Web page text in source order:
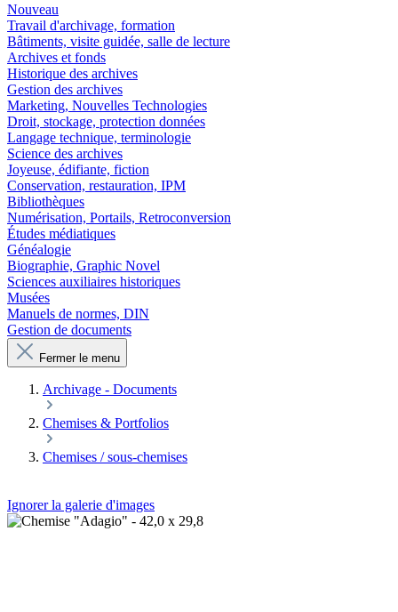
Nouveau
Travail d'archivage, formation
Bâtiments, visite guidée, salle de lecture
Archives et fonds
Historique des archives
Gestion des archives
Marketing, Nouvelles Technologies
Droit, stockage, protection données
Langage technique, terminologie
Science des archives
Joyeuse, édifiante, fiction
Conservation, restauration, IPM
Bibliothèques
Numérisation, Portails, Retroconversion
Études médiatiques
Généalogie
Biographie, Graphic Novel
Sciences auxiliaires historiques
Musées
Manuels de normes, DIN
Gestion de documents
Fermer le menu
Archivage - Documents
Chemises & Portfolios
Chemises / sous-chemises
Ignorer la galerie d'images